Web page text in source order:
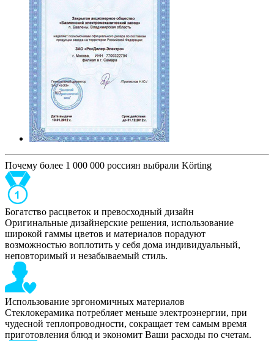
Почему более 1 000 000 россиян выбрали Körting
Богатство расцветок и превосходный дизайн
Оригинальные дизайнерские решения, использование
широкой гаммы цветов и материалов порадуют
возможностью воплотить у себя дома индивидуальный,
неповторимый и незабываемый стиль.
Использование эргономичных материалов
Стеклокерамика потребляет меньше электроэнергии, при
чудесной теплопроводности, сокращает тем самым время
приготовления блюд и экономит Ваши расходы по счетам.